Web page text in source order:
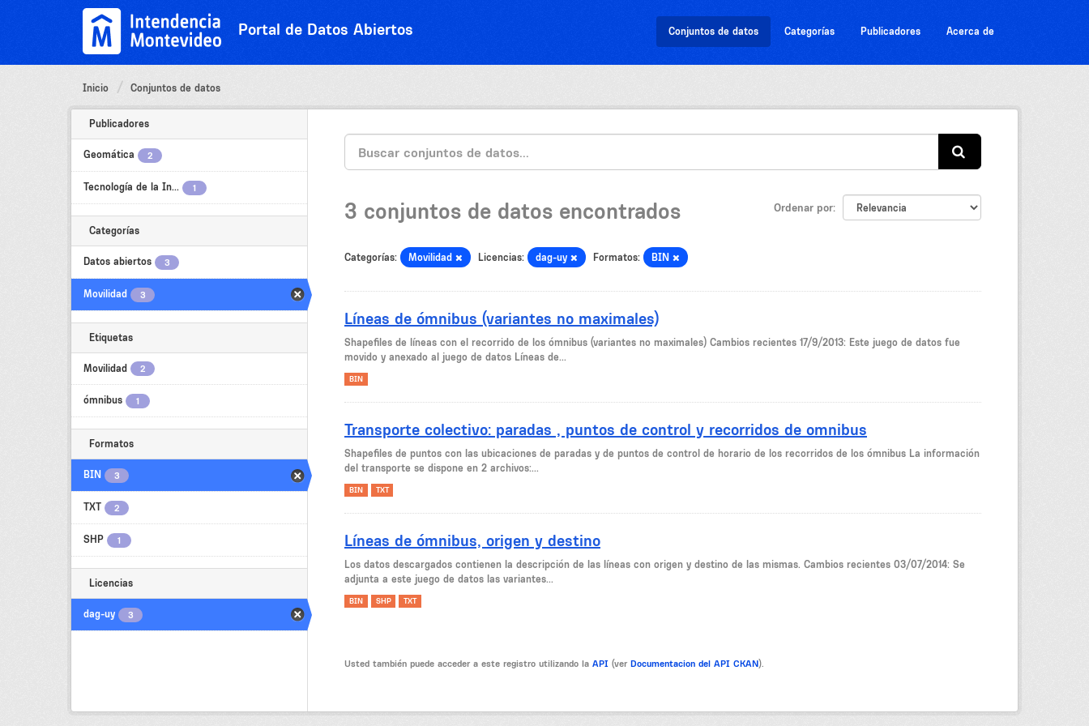
Portal de Datos Abiertos Conjuntos de datos Categorías Publicadores Acerca de
Inicio Conjuntos de datos
Publicadores
Geomática 2
Tecnología de la In... 1
Categorías
Datos abiertos 3
Movilidad 3
Etiquetas
Movilidad 2
ómnibus 1
Formatos
BIN 3
TXT 2
SHP 1
Licencias
dag-uy 3
Ordenar por
3 conjuntos de datos encontrados
Categorías: Movilidad Licencias: dag-uy Formatos: BIN
Líneas de ómnibus (variantes no maximales)
Shapefiles de líneas con el recorrido de los ómnibus (variantes no maximales) Cambios recientes 17/9/2013: Este juego de datos fue
movido y anexado al juego de datos Líneas de...
BIN
Transporte colectivo: paradas , puntos de control y recorridos de omnibus
Shapefiles de puntos con las ubicaciones de paradas y de puntos de control de horario de los recorridos de los ómnibus La información
del transporte se dispone en 2 archivos:...
BIN TXT
Líneas de ómnibus, origen y destino
Los datos descargados contienen la descripción de las líneas con origen y destino de las mismas. Cambios recientes 03/07/2014: Se
adjunta a este juego de datos las variantes...
BIN SHP TXT
Usted también puede acceder a este registro utilizando la API (ver Documentacion del API CKAN).